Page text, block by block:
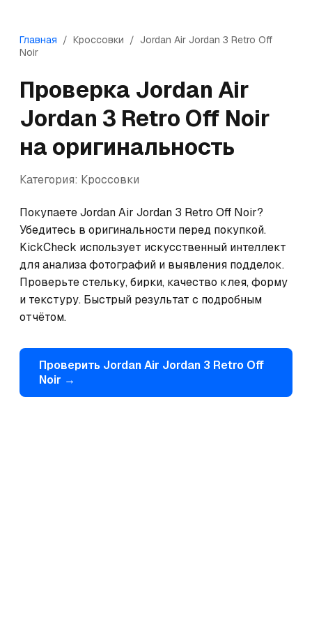
Главная / Кроссовки / Jordan Air Jordan 3 Retro Off
Noir
Проверка Jordan Air
Jordan 3 Retro Off Noir
на оригинальность
Категория: Кроссовки
Покупаете Jordan Air Jordan 3 Retro Off Noir?
Убедитесь в оригинальности перед покупкой.
KickCheck использует искусственный интеллект
для анализа фотографий и выявления подделок.
Проверьте стельку, бирки, качество клея, форму
и текстуру. Быстрый результат с подробным
отчётом.
Проверить JordanAir Jordan 3 Retro Off
Noir →